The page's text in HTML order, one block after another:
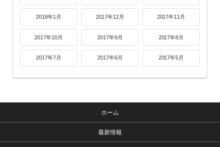
2018年1月 2017年12月 2017年11月
2017年10月 2017年9月 2017年8月
2017年7月 2017年6月 2017年5月
ホーム
最新情報